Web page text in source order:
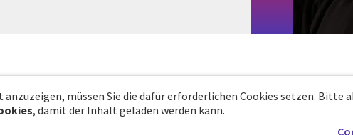
anzuzeigen, müssen Sie die dafür erforderlichen Cookies setzen. Bitte
, damit der Inhalt geladen werden kann.